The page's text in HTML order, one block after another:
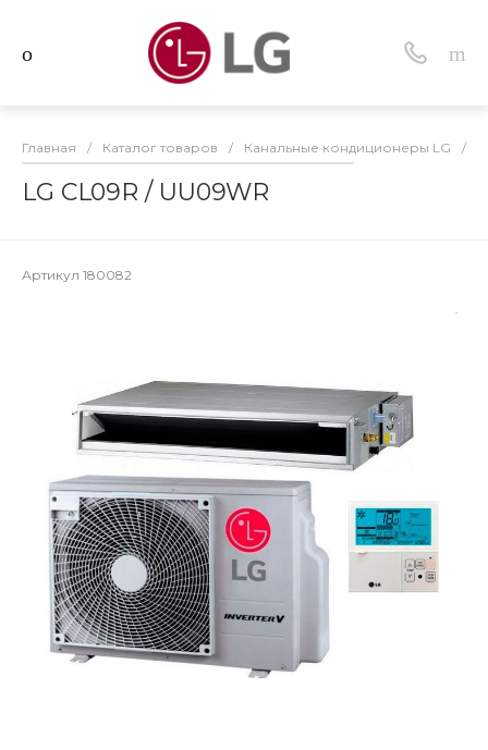
Главная / Каталог товаров / Канальные кондиционеры LG /
LG CL09R / UU09WR
Артикул 180082